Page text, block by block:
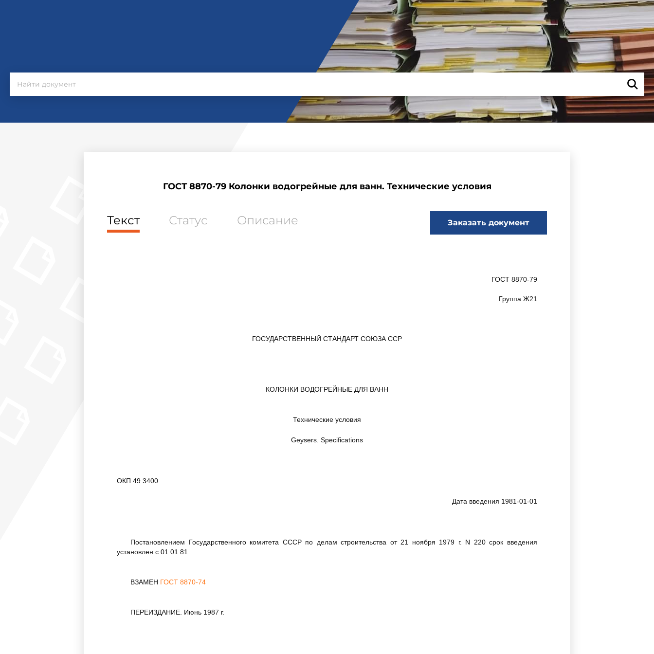
ГОСТ 8870-79 Колонки водогрейные для ванн. Технические условия
Текст Статус Описание Заказать документ
ГОСТ 8870-79
Группа Ж21
ГОСУДАРСТВЕННЫЙ СТАНДАРТ СОЮЗА ССР
КОЛОНКИ ВОДОГРЕЙНЫЕ ДЛЯ ВАНН
Технические условия
Geysers. Specifications
ОКП 49 3400
Дата введения 1981-01-01
Постановлением Государственного комитета СССР по делам строительства от 21 ноября 1979 г. N 220 срок введения
установлен с 01.01.81
ВЗАМЕН ГОСТ 8870-74
ПЕРЕИЗДАНИЕ. Июнь 1987 г.